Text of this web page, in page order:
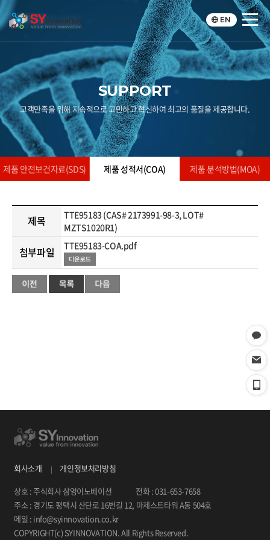
EN
SUPPORT
고객만족을 위해 지속적으로 고민하고 혁신하여 최고의 품질을 제공합니다.
제품 안전보건자료(SDS) 제품 성적서(COA) 제품 분석방법(MOA)
제목
TTE95183 (CAS# 2173991-98-3, LOT#
MZTS1020R1)
첨부파일 TTE95183-COA.pdf
회사소개
개인정보처리방침
상호 : 주식회사 삼영이노베이션
전화 : 031-653-7658
주소 : 경기도 평택시 산단로 16번길 12, 마제스트타워 A동 504호
메일 : info@syinnovation.co.kr
COPYRIGHT(c) SYINNOVATION. All Rights Reserved.